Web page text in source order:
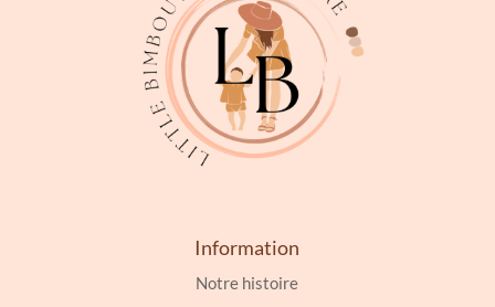
Information
Notre histoire